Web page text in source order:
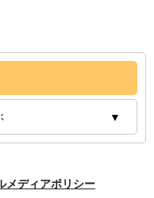
メディアポリシー